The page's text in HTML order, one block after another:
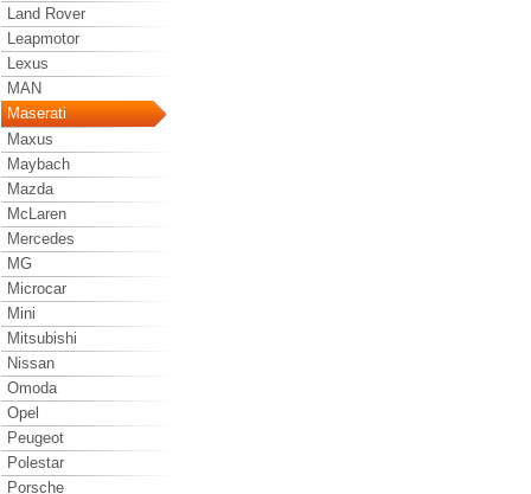
Land Rover
Leapmotor
Lexus
MAN
Maserati
Maxus
Maybach
Mazda
McLaren
Mercedes
MG
Microcar
Mini
Mitsubishi
Nissan
Omoda
Opel
Peugeot
Polestar
Porsche